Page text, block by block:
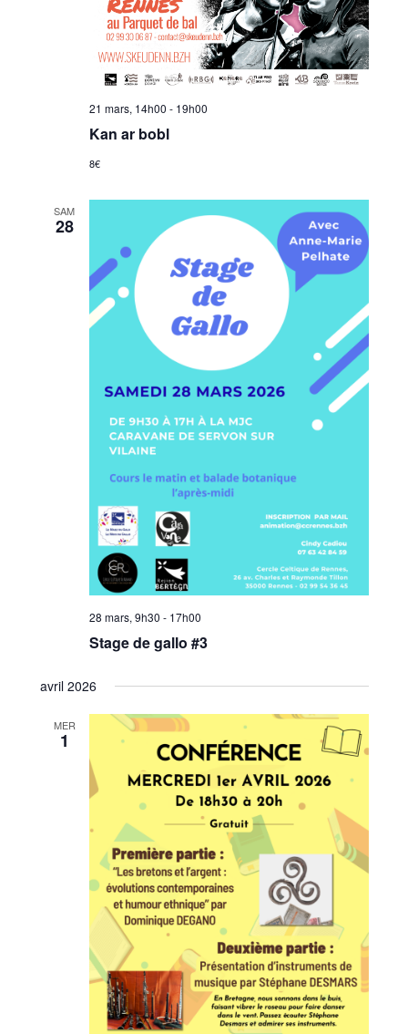
21 mars, 14h00 - 19h00
Kan ar bobl
8€
SAM
28
28 mars, 9h30 - 17h00
Stage de gallo #3
avril 2026
MER
1